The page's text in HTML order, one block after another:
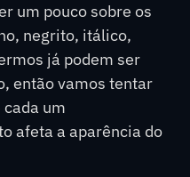
um pouco sobre os
negrito, itálico,
já podem ser
então vamos tentar
um
afeta a aparência do